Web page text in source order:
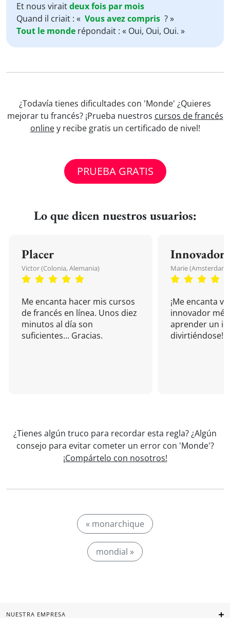
Et nous viraitdeuxfois par mois
Quand il criait : « Vousavezcompris ? »
Tout le monde répondait : « Oui, Oui, Oui. »
¿Todavía tienes dificultades con 'Monde' ¿Quieres
mejorar tu francés? ¡Prueba nuestros cursos de francés
onliney recibe gratis un certificado de nivel!
PRUEBA GRATIS
Lo que dicen nuestros usuarios:
Placer
Victor (Colonia, Alemania)
Me encanta hacer mis cursos
de francés en línea. Unos diez
minutos al día son
suficientes... Gracias.
Innovador
Marie (Amsterdam,
¡Me encanta
innovador
aprender un
divirtiéndose!
¿Tienes algún truco para recordar esta regla? ¿Algún
consejo para evitar cometer un error con 'Monde'?
¡Compártelo con nosotros!
« monarchique
mondial »
NUESTRA EMPRESA